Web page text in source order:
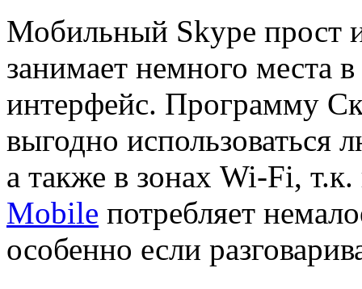
Мобильный Skype прост
занимает немного места
интерфейс. Программу
выгодно использоваться
а также в зонах Wi-Fi,
Mobile потребляет
особенно если